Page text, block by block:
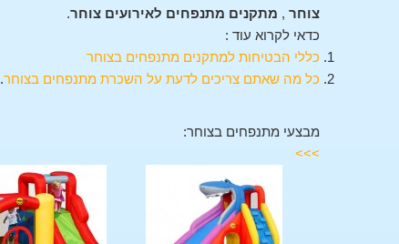
צוחר , מתקנים מתנפחים לאירועים צוחר.
כדאי לקרוא עוד :
כללי הבטיחות למתקנים מתנפחים בצוחר
כל מה שאתם צריכים לדעת על השכרת מתנפחים בצוחר.
מבצעי מתנפחים בצוחר:
>>>